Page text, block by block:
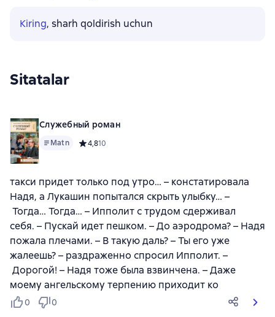
Kiring, sharh qoldirish uchun
Sitatalar
Служебный роман
Matn Средний рейтинг 4,8 на основе 10 оценок
4,810
такси придет только под утро… – констатировала
Надя, а Лукашин попытался скрыть улыбку… –
Тогда… Тогда… – Ипполит с трудом сдерживал
себя. – Пускай идет пешком. – До аэродрома? – Надя
пожала плечами. – В такую даль? – Ты его уже
жалеешь? – раздраженно спросил Ипполит. –
Дорогой! – Надя тоже была взвинчена. – Даже
моему ангельскому терпению приходит ко
0 0